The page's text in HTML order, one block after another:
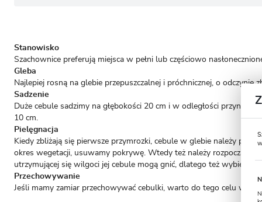
Stanowisko
Szachownice preferują miejsca w pełni lub częściowo
Gleba
Najlepiej rosną na glebie przepuszczalnej i próchnicznej, o odczynie
Sadzenie
Duże cebule sadzimy na głębokości 20 cm i w odległości
10 cm.
Pielęgnacja
Kiedy zbliżają się pierwsze przymrozki, cebule w glebie należy
okres wegetacji, usuwamy pokrywę. Wtedy też należy rozpocząć
utrzymującej się wilgoci jej cebule mogą gnić, dlatego też
Przechowywanie
Jeśli mamy zamiar przechowywać cebulki, warto do tego celu